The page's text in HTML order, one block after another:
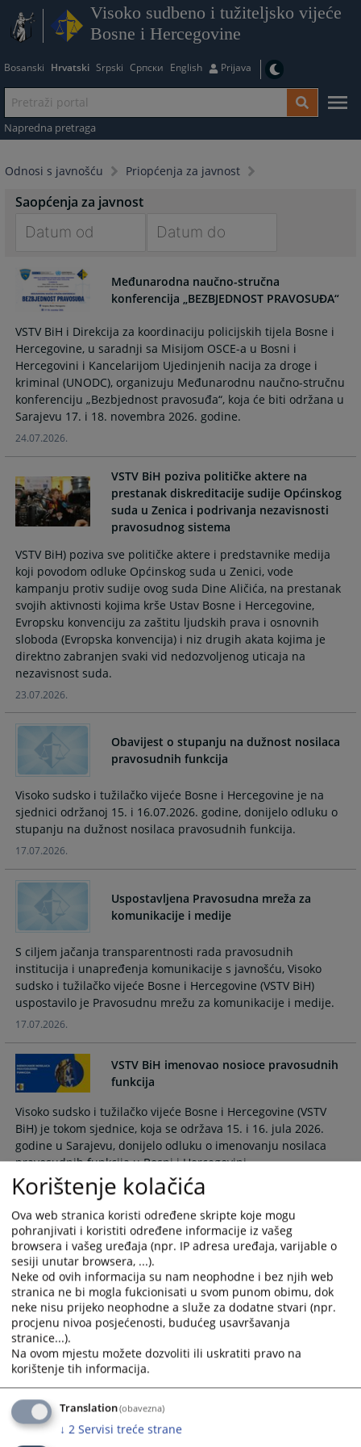
Visoko sudbeno i tužiteljsko vijeće
Bosne i Hercegovine
Bosanski Hrvatski Srpski Српски English Prijava
Napredna pretraga
Odnosi s javnošću Priopćenja za javnost
Saopćenja za javnost
forward
to
interact
with
the
calendar
and
select
a
date.
Press
question
mark
key
get
the
keyboard
shortcuts
for
changing
dates.
forward
to
with
the
calendar
and
select
a
Press
the
question
mark
key
get
the
keyboard
shortcuts
for
changing
Međunarodna naučno-stručna
konferencija „BEZBJEDNOST PRAVOSUĐA“
VSTV BiH i Direkcija za koordinaciju policijskih tijela Bosne i
Hercegovine, u saradnji sa Misijom OSCE-a u Bosni i
Hercegovini i Kancelarijom Ujedinjenih nacija za droge i
kriminal (UNODC), organizuju Međunarodnu naučno-stručnu
konferenciju „Bezbjednost pravosuđa“, koja će biti održana u
Sarajevu 17. i 18. novembra 2026. godine.
24.07.2026.
VSTV BiH poziva političke aktere na
prestanak diskreditacije sudije Općinskog
suda u Zenica i podrivanja nezavisnosti
pravosudnog sistema
VSTV BiH) poziva sve političke aktere i predstavnike medija
koji povodom odluke Općinskog suda u Zenici, vode
kampanju protiv sudije ovog suda Dine Aličića, na prestanak
svojih aktivnosti kojima krše Ustav Bosne i Hercegovine,
Evropsku konvenciju za zaštitu ljudskih prava i osnovnih
sloboda (Evropska konvencija) i niz drugih akata kojima je
direktno zabranjen svaki vid nedozvoljenog uticaja na
nezavisnost suda.
23.07.2026.
Obavijest o stupanju na dužnost nosilaca
pravosudnih funkcija
Visoko sudsko i tužilačko vijeće Bosne i Hercegovine je na
sjednici održanoj 15. i 16.07.2026. godine, donijelo odluku o
stupanju na dužnost nosilaca pravosudnih funkcija.
17.07.2026.
Uspostavljena Pravosudna mreža za
komunikacije i medije
S ciljem jačanja transparentnosti rada pravosudnih
institucija i unapređenja komunikacije s javnošću, Visoko
sudsko i tužilačko vijeće Bosne i Hercegovine (VSTV BiH)
uspostavilo je Pravosudnu mrežu za komunikacije i medije.
17.07.2026.
VSTV BiH imenovao nosioce pravosudnih
funkcija
Visoko sudsko i tužilačko vijeće Bosne i Hercegovine (VSTV
BiH) je tokom sjednice, koja se održava 15. i 16. jula 2026.
godine u Sarajevu, donijelo odluku o imenovanju nosilaca
pravosudnih funkcija u Bosni i Hercegovini.
16.07.2026.
VSTV BiH i Europska unija nastavljaju
dijalog o unaprjeđenju mehanizma
vanjskog praćenja
Visoko sudsko i tužiteljsko vijeće Bosne i Hercegovine (VSTV
BiH) i Europska unija nastavljaju partnerski dijalog s ciljem
zajedničkog sagledavanja mogućnosti i pronalaženja
održivog rješenja za nastavak uspješne suradnje u vezi s
angažiranjem stručnjaka za vanjsko praćenje rada Odjela za
provođenje postupka po izvješćima (Odjel), potvrđujući
zajedničku opredijeljenost za jačanje integriteta,
transparentnosti i vladavine prava.
16.07.2026.
Korištenje kolačića
Ova web stranica koristi određene skripte koje mogu
pohranjivati i koristiti određene informacije iz vašeg
browsera i vašeg uređaja (npr. IP adresa uređaja, varijable o
sesiji unutar browsera, ...).
Neke od ovih informacija su nam neophodne i bez njih web
stranica ne bi mogla fukcionisati u svom punom obimu, dok
neke nisu prijeko neophodne a služe za dodatne stvari (npr.
procjenu nivoa posjećenosti, budućeg usavršavanja
stranice...).
Na ovom mjestu možete dozvoliti ili uskratiti pravo na
korištenje tih informacija.
Translation(obavezna)
↓ 2 Servisi treće strane